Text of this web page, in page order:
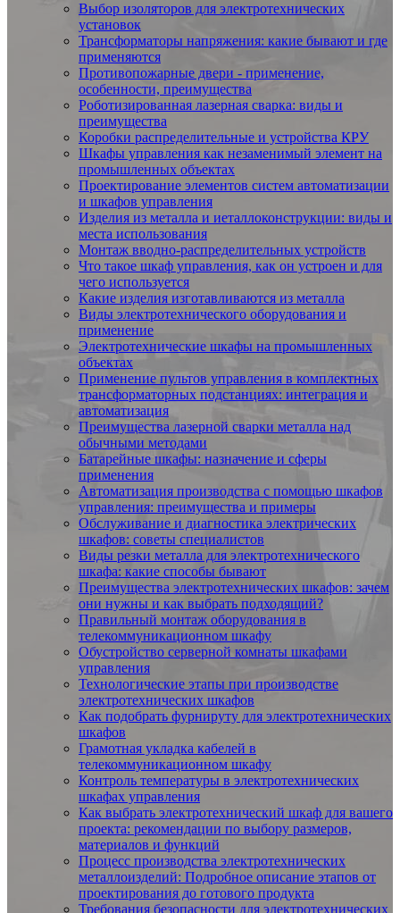
Выбор изоляторов для электротехнических
установок
Трансформаторы напряжения: какие бывают и где
применяются
Противопожарные двери - применение,
особенности, преимущества
Роботизированная лазерная сварка: виды и
преимущества
Коробки распределительные и устройства КРУ
Шкафы управления как незаменимый элемент на
промышленных объектах
Проектирование элементов систем автоматизации
и шкафов управления
Изделия из металла и иеталлоконструкции: виды и
места использования
Монтаж вводно-распределительных устройств
Что такое шкаф управления, как он устроен и для
чего используется
Какие изделия изготавливаются из металла
Виды электротехнического оборудования и
применение
Электротехнические шкафы на промышленных
объектах
Применение пультов управления в комплектных
трансформаторных подстанциях: интеграция и
автоматизация
Преимущества лазерной сварки металла над
обычными методами
Батарейные шкафы: назначение и сферы
применения
Автоматизация производства с помощью шкафов
управления: преимущества и примеры
Обслуживание и диагностика электрических
шкафов: советы специалистов
Виды резки металла для электротехнического
шкафа: какие способы бывают
Преимущества электротехнических шкафов: зачем
они нужны и как выбрать подходящий?
Правильный монтаж оборудования в
телекоммуникационном шкафу
Обустройство серверной комнаты шкафами
управления
Технологические этапы при производстве
электротехнических шкафов
Как подобрать фурнируту для электротехнических
шкафов
Грамотная укладка кабелей в
телекоммуникационном шкафу
Контроль температуры в электротехнических
шкафах управления
Как выбрать электротехнический шкаф для вашего
проекта: рекомендации по выбору размеров,
материалов и функций
Процесс производства электротехнических
металлоизделий: Подробное описание этапов от
проектирования до готового продукта
Требования безопасности для электротехнических